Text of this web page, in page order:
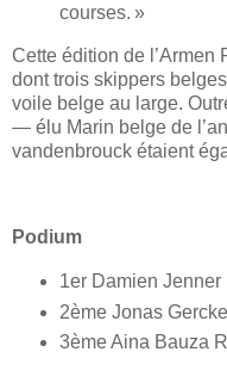
courses. »
Cette édition de l’Armen
dont trois skippers
voile belge au large.
— élu Marin belge de
vandenbrouck étaient
Podium
1er Damien Jenner
2ème Jonas
3ème Aina Bauza